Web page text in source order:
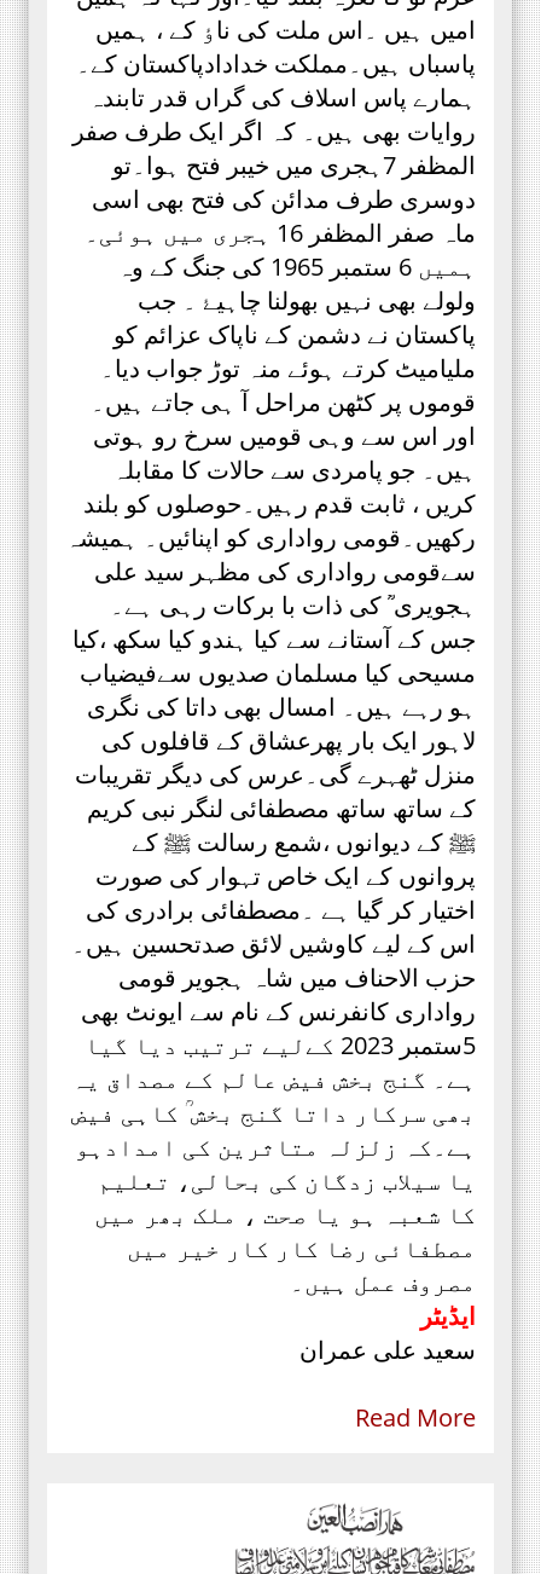
امیں ہیں ۔اس ملت کی ناٶ کے ، ہمیں
پاسباں ہیں۔مملکت خدادادپاکستان کے۔
ہمارے پاس اسلاف کی گراں قدر تابندہ
روایات بھی ہیں۔ کہ اگر ایک طرف صفر
المظفر 7ہجری میں خیبر فتح ہوا۔تو
دوسری طرف مدائن کی فتح بھی اسی
ماہ صفر المظفر 16 ہجری میں ہوئی۔
ہمیں 6 ستمبر 1965 کی جنگ کے وہ
ولولے بھی نہیں بھولنا چاہیۓ ۔ جب
پاکستان نے دشمن کے ناپاک عزائم کو
ملیامیٹ کرتے ہوئے منہ توڑ جواب دیا۔
قوموں پر کٹھن مراحل آ ہی جاتے ہیں۔
اور اس سے وہی قومیں سرخ رو ہوتی
ہیں۔ جو پامردی سے حالات کا مقابلہ
کریں ، ثابت قدم رہیں۔حوصلوں کو بلند
رکھیں۔قومی رواداری کو اپنائیں۔ ہمیشہ
سےقومی رواداری کی مظہر سید علی
ہجویری ؒ کی ذات با برکات رہی ہے۔
جس کے آستانے سے کیا ہندو کیا سکھ ،کیا
مسیحی کیا مسلمان صدیوں سےفیضیاب
ہو رہے ہیں۔ امسال بھی داتا کی نگری
لاہور ایک بار پھرعشاق کے قافلوں کی
منزل ٹھہرے گی۔عرس کی دیگر تقریبات
کے ساتھ ساتھ مصطفائی لنگر نبی کریم
ﷺ کے دیوانوں ،شمع رسالت ﷺ کے
پروانوں کے ایک خاص تہوار کی صورت
اختیار کر گیا ہے ۔مصطفائی برادری کی
اس کے لیے کاوشیں لائق صدتحسین ہیں۔
حزب الاحناف میں شاہ ہجویر قومی
رواداری کانفرنس کے نام سے ایونٹ بھی
5ستمبر 2023 کےلیے ترتیب دیا گیا
ہے۔ گنج بخش فیض عالم کے مصداق یہ
بھی سرکار داتا گنج بخش ؒ کاہی فیض
ہے۔کہ زلزلہ متاثرین کی امدادہو
یا سیلاب زدگان کی بحالی، تعلیم
کا شعبہ ہو یا صحت ، ملک بھر میں
مصطفائی رضا کار کار خیر میں
مصروف عمل ہیں۔
ایڈیٹر
سعید علی عمران
Read More